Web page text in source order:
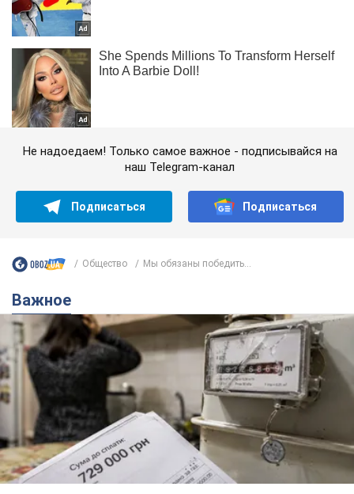
Не надоедаем! Только самое важное - подписывайся на
наш Telegram-канал
Подписаться Подписаться
Общество Мы обязаны победить...
Важное